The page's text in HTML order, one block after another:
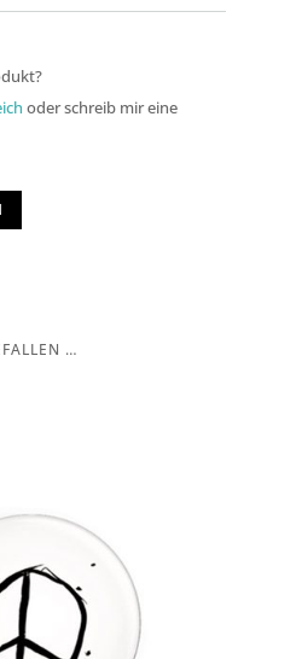
oder schreib mir eine
…